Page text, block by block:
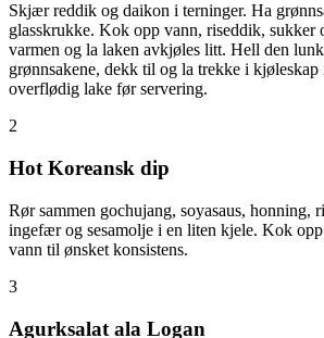
Skjær reddik og daikon i terninger. Ha
glasskrukke. Kok opp vann, riseddik, sukker
varmen og la laken avkjøles litt. Hell den
grønnsakene, dekk til og la trekke i
overflødig lake før servering.
2
Hot Koreansk dip
Rør sammen gochujang, soyasaus, honning,
ingefær og sesamolje i en liten kjele. Kok
vann til ønsket konsistens.
3
Agurksalat ala Logan